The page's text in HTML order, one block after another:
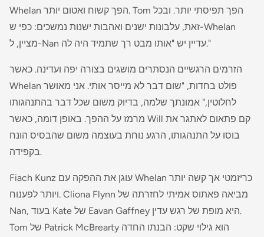
Whelan הפך קשוח ואטום יותר. Tom הפך תפיסתי יותר. ובכל
זאת, עלבונות ישנים ואהבות ישנות נמשכים: כפי ש-Whelan
מציין, ל-Nan עדיין יש "אותו מבט רך שתמיד היה לה."
הזרמים הרגשיים הנסתרים מושגים בצורה יפה ועדינה. כאשר
Whelan פולט בחדות, "שום דבר לא מייסר אותי. אני מאושר
לחלוטין," אמונתך שלמה, בדיוק משום שכל דבר בהתנהגותו
מרמז על ההפך. באופן דומה, כאשר Will קם פתאום לאתגר את
בוסו על התנהגותו, הרגע נוחת בעוצמה משום שהבסיס הונח
בקפידה.
Fiach Kunz עוגן את ההפקה עם Whelan כריזמטי אך קשה יותר
ויותר לפענוח. Cliona Flynn מביאה פאתוס אמיתי לחזרתה של
Nan, בעוד Kate של Eavan Gaffney היא מופת של רגש עדין.
Tom של Patrick McBrearty הוא גילוי שקט: הבנתו החדה